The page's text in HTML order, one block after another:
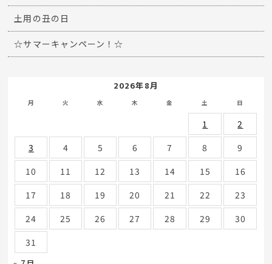
土用の丑の日
☆サマーキャンペーン！☆
2026年8月
月 火 水 木 金 土 日
1
2
3
4 5 6 7 8
9
10
11 12 13 14 15
16
17
18 19 20 21 22
23
24
25 26 27 28 29
30
31